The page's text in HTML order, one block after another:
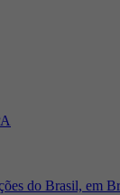
do Brasil, em